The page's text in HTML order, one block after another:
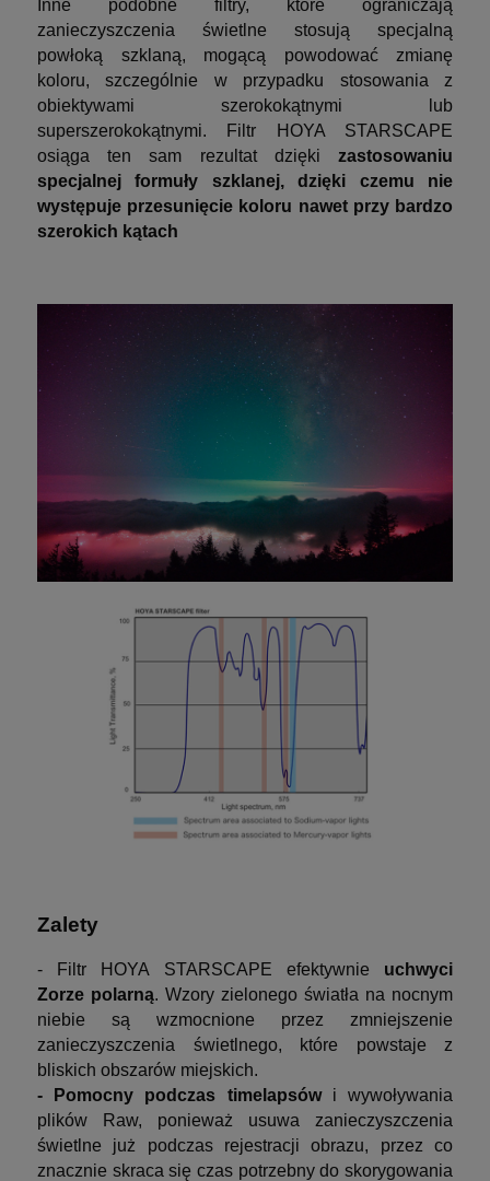
Inne podobne filtry, które ograniczają
zanieczyszczenia świetlne stosują specjalną
powłoką szklaną, mogącą powodować zmianę
koloru, szczególnie w przypadku stosowania z
obiektywami szerokokątnymi lub
superszerokokątnymi. Filtr HOYA STARSCAPE
osiąga ten sam rezultat dzięki zastosowaniu
specjalnej formuły szklanej, dzięki czemu nie
występuje przesunięcie koloru nawet przy bardzo
szerokich kątach
Zalety
- Filtr HOYA STARSCAPE efektywnie uchwyci
Zorze polarną. Wzory zielonego światła na nocnym
niebie są wzmocnione przez zmniejszenie
zanieczyszczenia świetlnego, które powstaje z
bliskich obszarów miejskich.
- Pomocny podczas timelapsówi wywoływania
plików Raw, ponieważ usuwa zanieczyszczenia
świetlne już podczas rejestracji obrazu, przez co
znacznie skraca się czas potrzebny do skorygowania